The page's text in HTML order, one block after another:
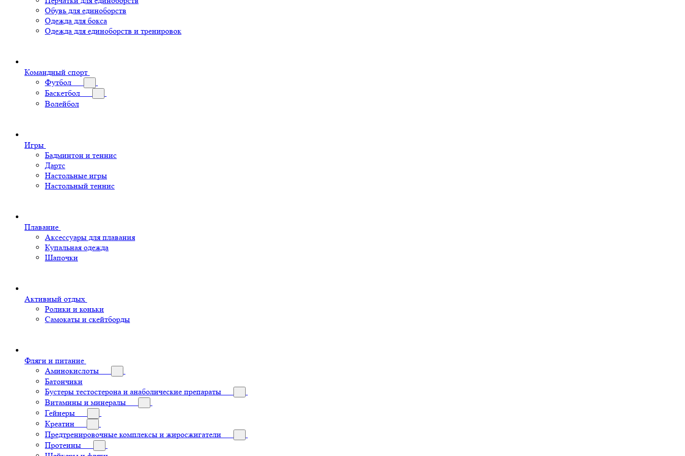
Обувь для единоборств
Одежда для бокса
Одежда для единоборств и тренировок
Командный спорт
Футбол
Баскетбол
Волейбол
Игры
Бадминтон и теннис
Дартс
Настольные игры
Настольный теннис
Плавание
Аксессуары для плавания
Купальная одежда
Шапочки
Активный отдых
Ролики и коньки
Самокаты и скейтборды
Фляги и питание
Аминокислоты
Батончики
Бустеры тестостерона и анаболические препараты
Витамины и минералы
Гейнеры
Креатин
Предтренировочные комплексы и жиросжигатели
Протеины